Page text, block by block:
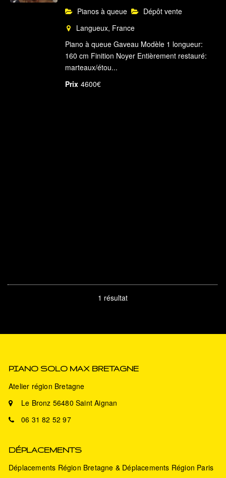
Pianos à queue
Dépôt vente
Langueux, France
Piano à queue Gaveau Modèle 1 longueur:
160 cm Finition Noyer Entièrement restauré:
marteaux/étou...
Prix 4600€
1 résultat
PIANO SOLO MAX BRETAGNE
Atelier région Bretagne
Le Bronz 56480 Saint Aignan
06 31 82 52 97
DÉPLACEMENTS
Déplacements Région Bretagne & Déplacements Région Paris